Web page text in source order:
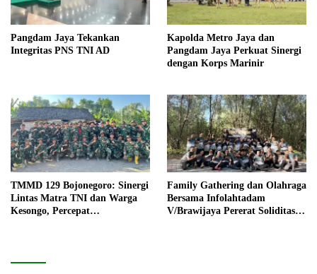
Pangdam Jaya Tekankan
Integritas PNS TNI AD
Kapolda Metro Jaya dan
Pangdam Jaya Perkuat Sinergi
dengan Korps Marinir
TMMD 129 Bojonegoro: Sinergi
Lintas Matra TNI dan Warga
Kesongo, Percepat
Family Gathering dan Olahraga
Bersama Infolahtadam
V/Brawijaya Pererat Soliditas